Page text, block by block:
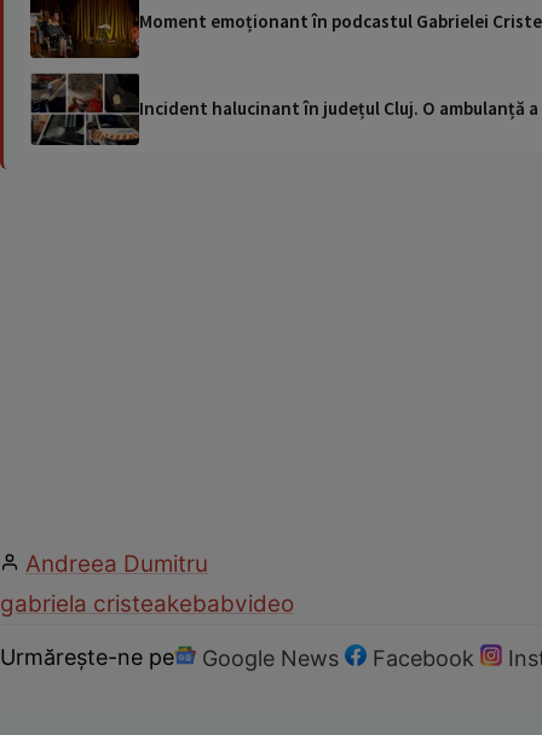
Moment emoționant în podcastul Gabrielei
Incident halucinant în județul Cluj. O ambulanță
Andreea Dumitru
gabriela cristeakebabvideo
Urmărește-ne pe Google News Facebook